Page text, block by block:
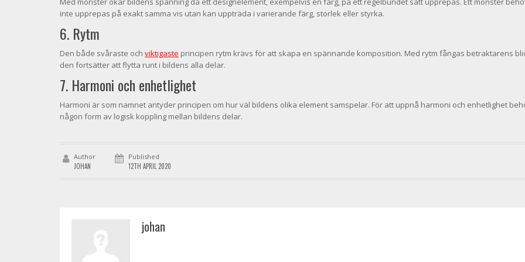
inte upprepas på exakt samma vis utan kan uppträda i varierande färg, storlek eller styrka.
6. Rytm
Den både svåraste och viktigaste principen rytm krävs för att skapa en spännande komposition. Med rytm fångas betraktarens
den fortsätter att flytta runt i bildens alla delar.
7. Harmoni och enhetlighet
Harmoni är som namnet antyder principen om hur väl bildens olika element samspelar. För att uppnå harmoni och enhetlighet
någon form av logisk koppling mellan bildens delar.
Author
JOHAN
Published
12TH APRIL 2020
johan